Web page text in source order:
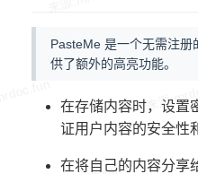
PasteMe 是一个无需注
供了额外的高亮功能。
在存储内容时，设置
证用户内容的安全性
在将自己的内容分享